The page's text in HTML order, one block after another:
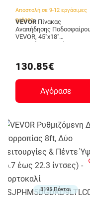
Αποστολή σε 9-12 εργάσιμες
ημέρες
VEVOR
Αναπήδησης
VEVOR, 45"x18"
Πτυσσόμενος Τοίχος
130.85€
Αγόρασε
3195 Πόντοι